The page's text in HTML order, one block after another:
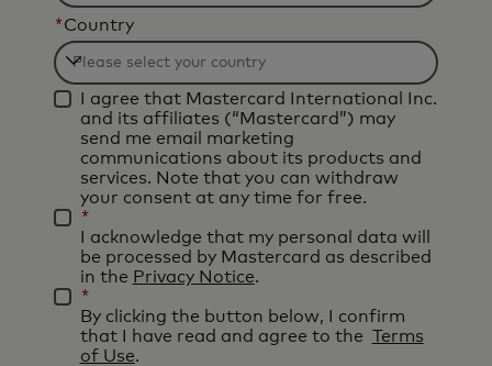
*Country
Filtering
will
applied
after
3
characters.
I agree that Mastercard International Inc.
and its affiliates (“Mastercard”) may
send me email marketing
communications about its products and
services. Note that you can withdraw
your consent at any time for free.
*
I acknowledge that my personal data will
be processed by Mastercard as described
in the Privacy Notice.
*
By clicking the button below, I confirm
that I have read and agree to the Terms
of Use.